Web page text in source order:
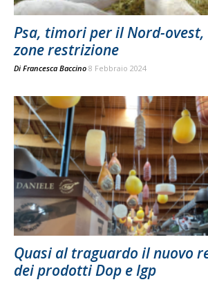
Psa, timori per il Nord-
zone restrizione
Di Francesca Baccino 8 Febbraio 2024
Quasi al traguardo il nuovo
dei prodotti Dop e Igp